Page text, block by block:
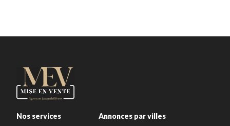
Nos services Annonces par villes